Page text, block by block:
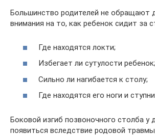
Большинство родителей не обращают
внимания на то, как ребенок сидит за
Где находятся локти;
Избегает ли сутулости ребенок;
Сильно ли нагибается к столу;
Где находятся его ноги и
Боковой изгиб позвоночного столба у
появиться вследствие родовой